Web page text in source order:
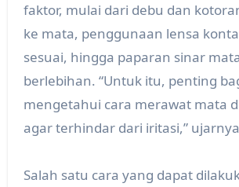
faktor, mulai dari debu dan
ke mata, penggunaan lensa
sesuai, hingga paparan sinar
berlebihan. “Untuk itu, penting
mengetahui cara merawat mata
agar terhindar dari iritasi,”
Salah satu cara yang dapat